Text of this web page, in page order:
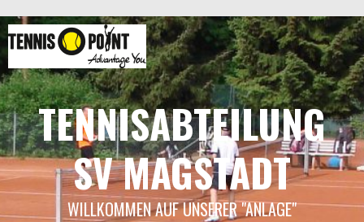
zum
Inhalt
TENNISABTEILUNG
SV MAGSTADT
WILLKOMMEN AUF UNSERER "ANLAGE"